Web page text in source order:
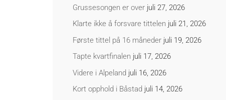
Grussesongen er over juli 27, 2026
Klarte ikke å forsvare tittelen juli 21, 2026
Første tittel på 16 måneder juli 19, 2026
Tapte kvartfinalen juli 17, 2026
Videre i Alpeland juli 16, 2026
Kort opphold i Båstad juli 14, 2026